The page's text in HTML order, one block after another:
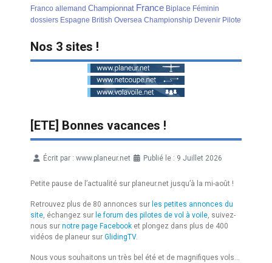
Franco allemand Championnat France Biplace Féminin
dossiers Espagne British Oversea Championship Devenir Pilote
Nos 3 sites !
[ETE] Bonnes vacances !
Écrit par : www.planeur.net Publié le : 9 Juillet 2026
Petite pause de l’actualité sur planeur.net jusqu’à la mi-août !
Retrouvez plus de 80 annonces sur les petites annonces du
site, échangez sur le forum des pilotes de vol à voile, suivez-
nous sur notre page Facebook et plongez dans plus de 400
vidéos de planeur sur GlidingTV.
Nous vous souhaitons un très bel été et de magnifiques vols…